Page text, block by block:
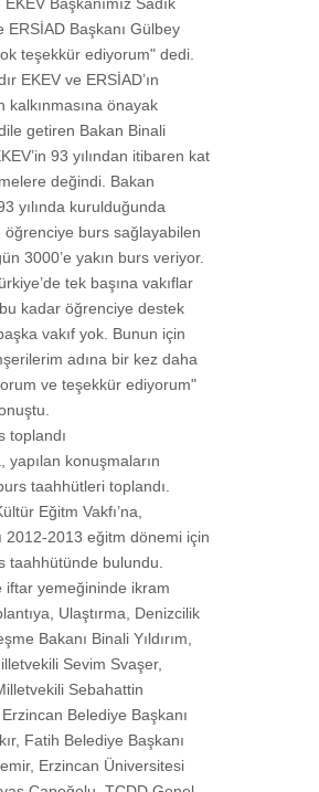
ERSİAD Başkanı Gülbey
teşekkür ediyorum" dedi.
EKEV ve ERSİAD’ın
kalkınmasına önayak
getiren Bakan Binali
93 yılından itibaren kat
değindi. Bakan
yılında kurulduğunda
öğrenciye burs sağlayabilen
3000’e yakın burs veriyor.
tek başına vakıflar
kadar öğrenciye destek
vakıf yok. Bunun için
adına bir kez daha
ve teşekkür ediyorum"
toplandı
yapılan konuşmaların
taahhütleri toplandı.
Eğitm Vakfı’na,
2012-2013 eğitm dönemi için
taahhütünde bulundu.
iftar yemeğininde ikram
Ulaştırma, Denizcilik
Bakanı Binali Yıldırım,
Sevim Svaşer,
Sebahattin
Belediye Başkanı
Fatih Belediye Başkanı
Erzincan Üniversitesi